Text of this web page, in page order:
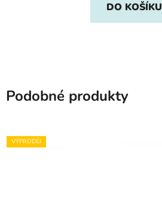
DO KOŠÍKU
Podobné produkty
VÝPRODEJ